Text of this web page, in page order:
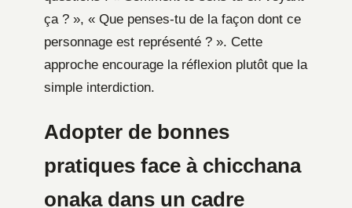
ça ? », « Que penses-tu de la façon dont ce
personnage est représenté ? ». Cette
approche encourage la réflexion plutôt que la
simple interdiction.
Adopter de bonnes
pratiques face à chicchana
onaka dans un cadre